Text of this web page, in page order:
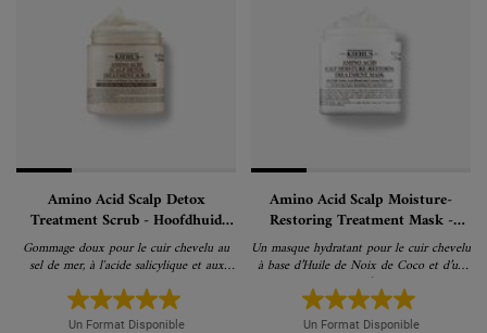
Amino Acid Scalp Detox
Treatment Scrub - Hoofdhuid
scrub
Gommage doux pour le cuir chevelu au
sel de mer, à l'acide salicylique et aux
acides aminés
Un Format Disponible
Amino Acid Scalp Moisture-
Restoring Treatment Mask -
Masker
Un masque hydratant pour le cuir chevelu
à base d’Huile de Noix de Coco et d’un
triple complexe d’Acides Aminés.
Un Format Disponible